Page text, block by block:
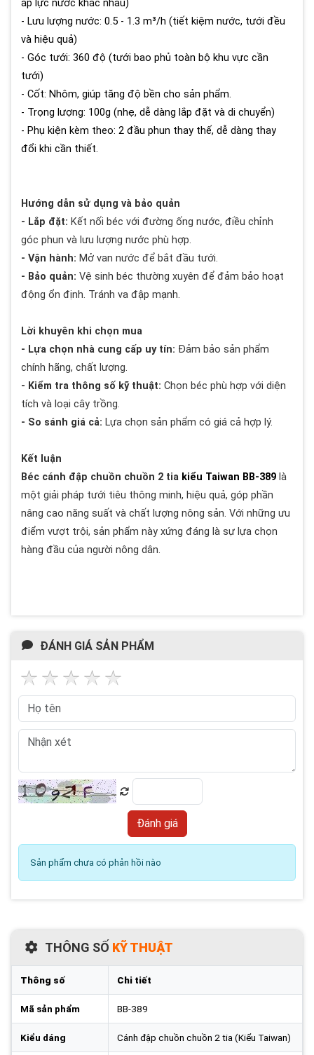
áp lực nước khác nhau)
- Lưu lượng nước: 0.5 - 1.3 m³/h (tiết kiệm nước, tưới đều
và hiệu quả)
- Góc tưới: 360 độ (tưới bao phủ toàn bộ khu vực cần
tưới)
- Cốt: Nhôm, giúp tăng độ bền cho sản phẩm.
- Trọng lượng: 100g (nhẹ, dễ dàng lắp đặt và di chuyển)
- Phụ kiện kèm theo: 2 đầu phun thay thế, dễ dàng thay
đổi khi cần thiết.
Hướng dẫn sử dụng và bảo quản
- Lắp đặt: Kết nối béc với đường ống nước, điều chỉnh
góc phun và lưu lượng nước phù hợp.
- Vận hành: Mở van nước để bắt đầu tưới.
- Bảo quản: Vệ sinh béc thường xuyên để đảm bảo hoạt
động ổn định. Tránh va đập mạnh.
Lời khuyên khi chọn mua
- Lựa chọn nhà cung cấp uy tín: Đảm bảo sản phẩm
chính hãng, chất lượng.
- Kiểm tra thông số kỹ thuật: Chọn béc phù hợp với diện
tích và loại cây trồng.
- So sánh giá cả: Lựa chọn sản phẩm có giá cả hợp lý.
Kết luận
Béc cánh đập chuồn chuồn 2 tia kiểu Taiwan BB-389 là
một giải pháp tưới tiêu thông minh, hiệu quả, góp phần
nâng cao năng suất và chất lượng nông sản. Với những ưu
điểm vượt trội, sản phẩm này xứng đáng là sự lựa chọn
hàng đầu của người nông dân.
ĐÁNH GIÁ SẢN PHẨM
Sản phẩm chưa có phản hồi nào
THÔNG SỐ KỸ THUẬT
Thông số Chi tiết
Mã sản phẩm BB-389
Kiểu dáng Cánh đập chuồn chuồn 2 tia (Kiểu Taiwan)